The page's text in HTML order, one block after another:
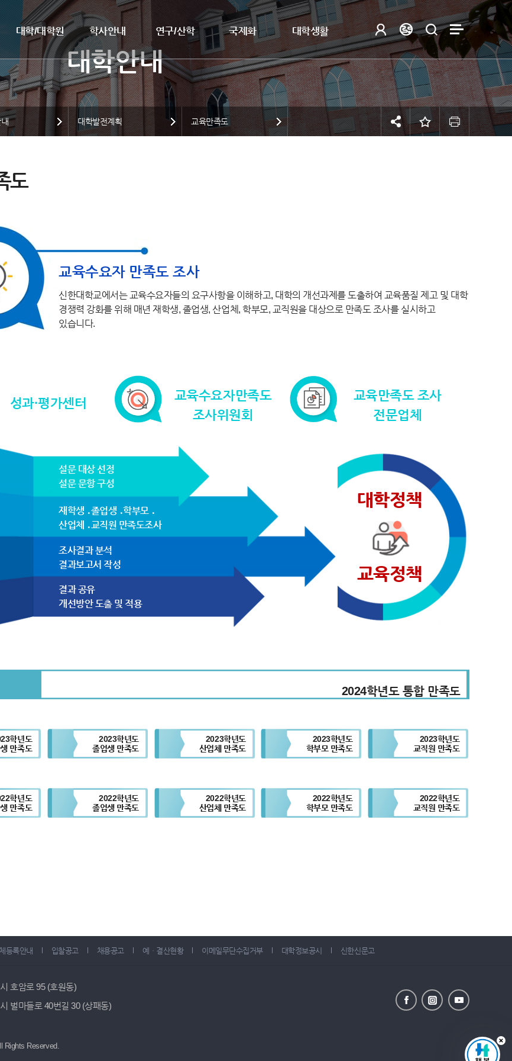
대학/대학원 학사안내 연구/산학 국제화 대학생활
대학발전계획 교육만족도
도
교육수요자 만족도 조사
신한대학교에서는 교육수요자들의 요구사항을 이해하고, 대학의 개선과제를 도출하여 교육품질 제고 및 대학
경쟁력 강화를 위해 매년 재학생, 졸업생, 산업체, 학부모, 교직원을 대상으로 만족도 조사를 실시하고
있습니다.
성과·평가센터
교육수요자만족도
조사위원회
교육만족도 조사
전문업체
설문 대상 선정
설문 문항 구성
재학생 ․졸업생 ․학부모 ․
산업체 ․교직원 만족도조사
조사결과 분석
결과보고서 작성
결과 공유
개선방안 도출 및 적용
대학정책
교육정책
2024학년도 통합 만족도
학년도
만족도
2023학년도
졸업생 만족도
2023학년도
산업체 만족도
2023학년도
학부모 만족도
2023학년도
교직원 만족도
학년도
만족도
2022학년도
졸업생 만족도
2022학년도
산업체 만족도
2022학년도
학부모 만족도
2022학년도
교직원 만족도
등록안내 입찰공고 채용공고 예ㆍ결산현황 이메일무단수집거부 대학정보공시 신한신문고
호암로 95 (호원동)
벌마들로 40번길 30 (상패동)
Rights Reserved.